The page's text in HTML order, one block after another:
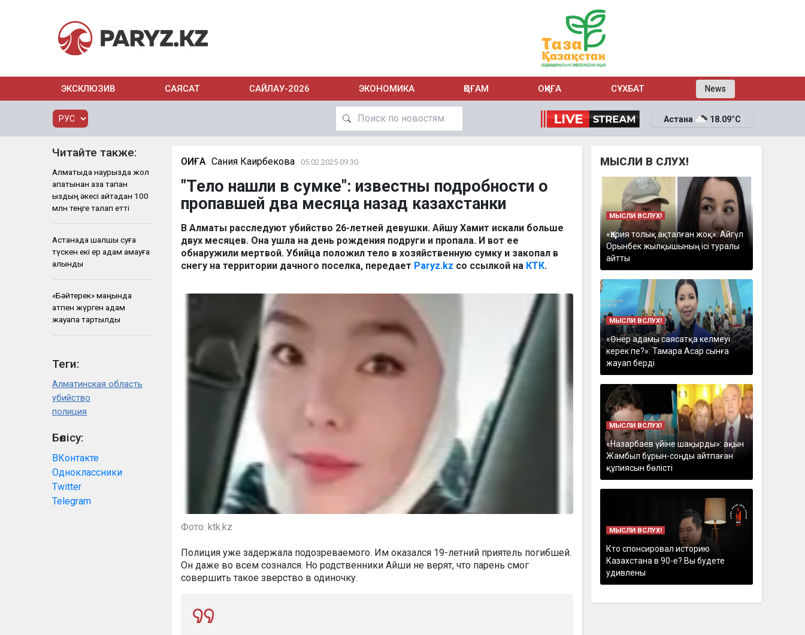
ЭКСКЛЮЗИВ САЯСАТ САЙЛАУ-2026 ЭКОНОМИКА ҚОҒАМ ОҚИҒА СҰХБАТ News
Астана 18.09°C
Читайте также:
Алматыда наурызда жол
апатынан қаза тапқан
қыздың әкесі қайтадан 100
млн теңге талап етті
Астанада шалшық суға
түскен екі ер адам қамауға
алынды
«Бәйтерек» маңында
атпен жүрген адам
жауапқа тартылды
Теги:
Алматинская область
убийство
полиция
Бөлісу:
ВКонтакте
Одноклассники
Twitter
Telegram
ОҚИҒА Сания Каирбекова 05.02.2025 09:30
"Тело нашли в сумке": известны подробности о
пропавшей два месяца назад казахстанки
В Алматы расследуют убийство 26-летней девушки. Айшу Хамит искали больше
двух месяцев. Она ушла на день рождения подруги и пропала. И вот ее
обнаружили мертвой. Убийца положил тело в хозяйственную сумку и закопал в
снегу на территории дачного поселка, передает Paryz.kz со ссылкой на КТК.
Фото: ktk.kz
Полиция уже задержала подозреваемого. Им оказался 19-летний приятель погибшей.
Он даже во всем сознался. Но родственники Айши не верят, что парень смог
совершить такое зверство в одиночку.
МЫСЛИ В СЛУХ!
МЫСЛИ ВСЛУХ!
«Қария толық ақталған жоқ»: Айгүл
Орынбек жылқышының ісі туралы
айтты
МЫСЛИ ВСЛУХ!
«Өнер адамы саясатқа келмеуі
керек пе?»: Тамара Асар сынға
жауап берді
МЫСЛИ ВСЛУХ!
«Назарбаев үйіне шақырды»: ақын
Жамбыл бұрын-соңды айтпаған
құпиясын бөлісті
МЫСЛИ ВСЛУХ!
Кто спонсировал историю
Казахстана в 90-е? Вы будете
удивлены